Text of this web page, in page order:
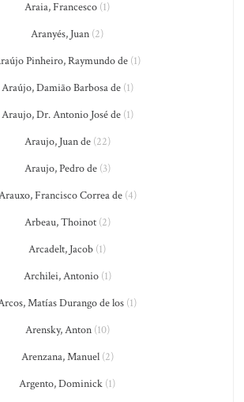
Araia, Francesco (1)
Aranyés, Juan (2)
Pinheiro, Raymundo de (1)
Araújo, Damião Barbosa de(1)
Araujo, Dr. Antonio José de(1)
Araujo, Juan de(22)
Araujo, Pedro de(3)
Francisco Correa de(4)
Arbeau, Thoinot(2)
Arcadelt, Jacob (1)
Archilei, Antonio(1)
Matías Durango de los (1)
Arensky, Anton(10)
Arenzana, Manuel(2)
Argento, Dominick (1)